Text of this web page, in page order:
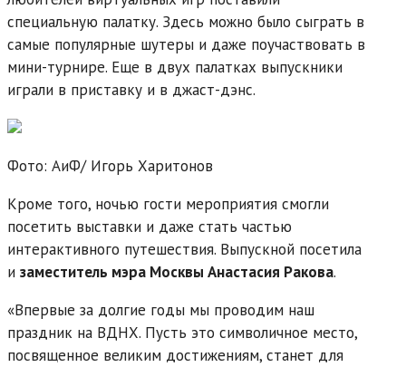
специальную палатку. Здесь можно было сыграть в
самые популярные шутеры и даже поучаствовать в
мини-турнире. Еще в двух палатках выпускники
играли в приставку и в джаст-дэнс.
Фото: АиФ/ Игорь Харитонов
Кроме того, ночью гости мероприятия смогли
посетить выставки и даже стать частью
интерактивного путешествия. Выпускной посетила
и заместитель мэра Москвы Анастасия Ракова.
«Впервые за долгие годы мы проводим наш
праздник на ВДНХ. Пусть это символичное место,
посвященное великим достижениям, станет для